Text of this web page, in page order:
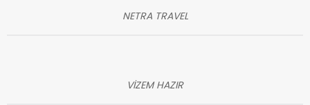
NETRA TRAVEL
VİZEM HAZIR